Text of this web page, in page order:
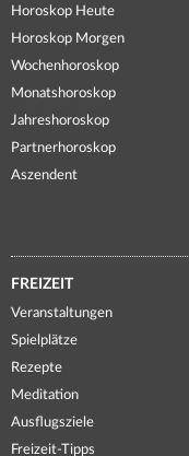
Horoskop Heute
Horoskop Morgen
Wochenhoroskop
Monatshoroskop
Jahreshoroskop
Partnerhoroskop
Aszendent
FREIZEIT
Veranstaltungen
Spielplätze
Rezepte
Meditation
Ausflugsziele
Freizeit-Tipps